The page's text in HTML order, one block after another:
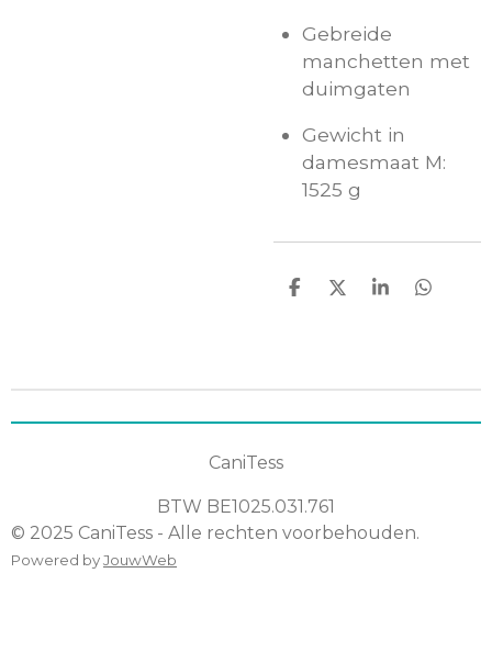
Gebreide
manchetten met
duimgaten
Gewicht in
damesmaat M:
1525 g
D
D
S
D
CaniTess
BTW BE1025.031.761
© 2025 CaniTess - Alle rechten voorbehouden.
Powered byJouwWeb